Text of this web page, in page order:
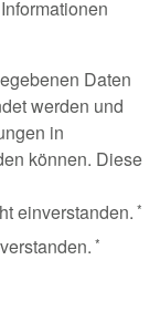
Daten
werden und
in
können. Diese
einverstanden.